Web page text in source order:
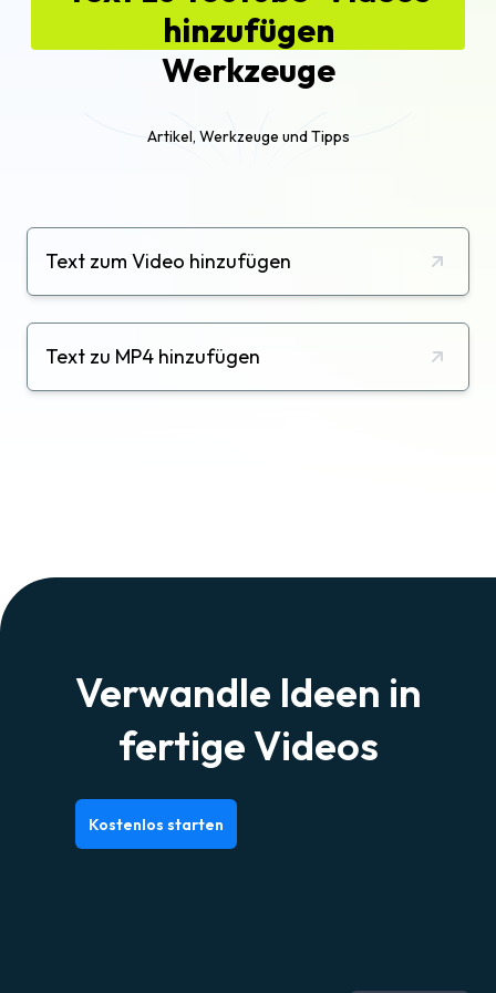
hinzufügen
Werkzeuge
Artikel, Werkzeuge und Tipps
Text zum Video hinzufügen
Text zu MP4 hinzufügen
Verwandle Ideen in
fertige Videos
Kostenlos starten